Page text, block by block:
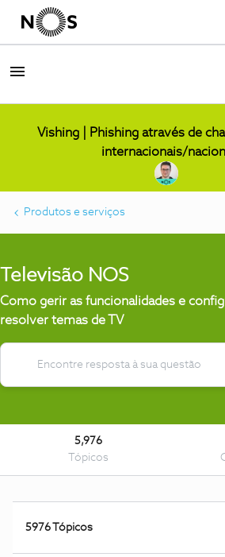
Vishing | Phishing através de
internacionais/
Produtos e serviços
Televisão NOS
Como gerir as funcionalidades e
resolver temas de TV
5,976
Tópicos
5976 Tópicos